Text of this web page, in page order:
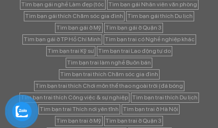
Tìm bạn gái nghề Làm đẹp (tóc
Tìm bạn gái Nhân viên văn phòng
Tìm bạn gái thích Chăm sóc gia đình
Tìm bạn gái thích Du lịch
Tìm bạn gái ở Mỹ
Tìm bạn gái ở Quận 3
Tìm bạn gái ở TP Hồ Chí Minh
Tìm bạn trai có Nghề nghiệp khác
Tìm bạn trai Kỹ sư
Tìm bạn trai Lao động tự do
Tìm bạn trai làm nghề Buôn bán
Tìm bạn trai thích Chăm sóc gia đình
Tìm bạn trai thích Chơi môn thể thao ngoài trời (đá bóng
Tìm bạn trai thích Công việc & sự nghiệp
Tìm bạn trai thích Du lịch
Tìm bạn trai Thích nơi yên tĩnh
Tìm bạn trai ở Hà Nội
Tìm bạn trai ở Mỹ
Tìm bạn trai ở Quận 3